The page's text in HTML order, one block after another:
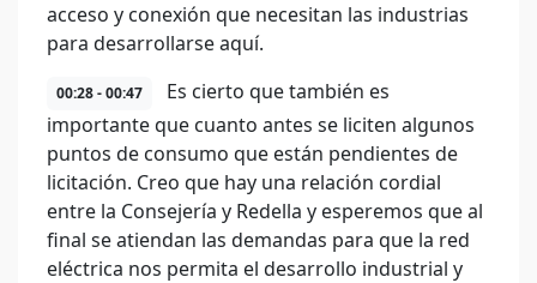
acceso y conexión que necesitan las industrias
para desarrollarse aquí.
00:28 - 00:47
Es cierto que también es
importante que cuanto antes se liciten algunos
puntos de consumo que están pendientes de
licitación. Creo que hay una relación cordial
entre la Consejería y Redella y esperemos que al
final se atiendan las demandas para que la red
eléctrica nos permita el desarrollo industrial y